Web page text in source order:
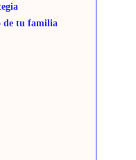
de tu familia